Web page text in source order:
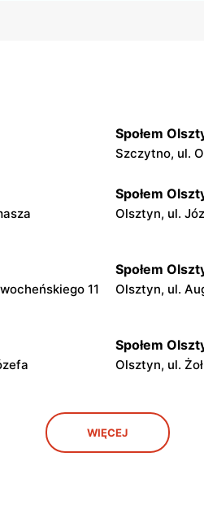
Społem
Szczytno, ul.
Społem
Olsztyn, ul.
11
Społem
Olsztyn, ul.
Społem
Olsztyn, ul.
Społem
Olsztyn al.
Piłsudskiego 2/8
WIĘCEJ